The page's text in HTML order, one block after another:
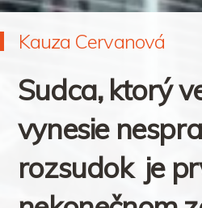
Kauza Cervanová
Sudca, ktorý
vynesie
rozsudok je